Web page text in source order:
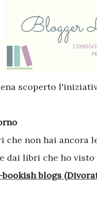
scoperto
che non hai ancora
dai libri che ho
bookish blogs